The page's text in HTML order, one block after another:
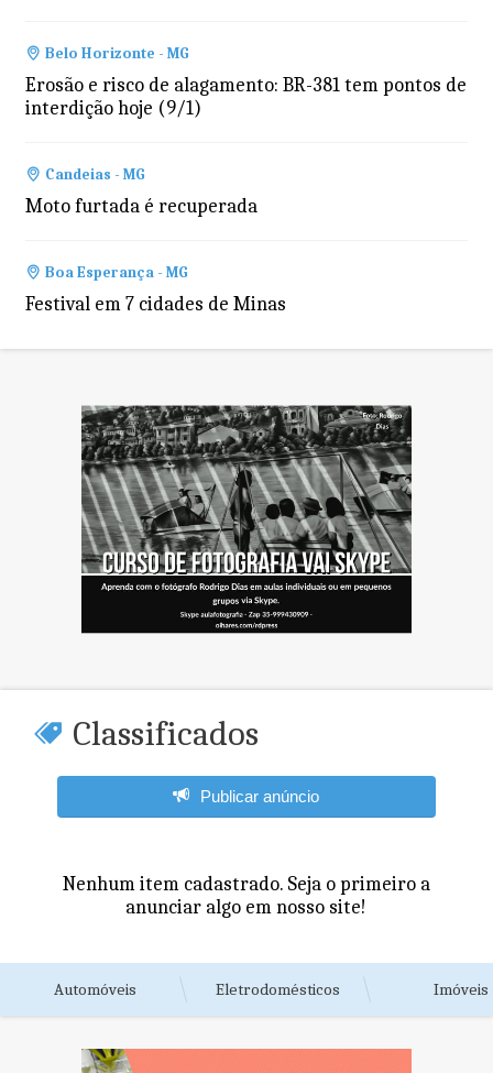
Belo Horizonte - MG
Erosão e risco de alagamento: BR-381 tem pontos de
interdição hoje (9/1)
Candeias - MG
Moto furtada é recuperada
Boa Esperança - MG
Festival em 7 cidades de Minas
Classificados
Publicar anúncio
Nenhum item cadastrado. Seja o primeiro a
anunciar algo em nosso site!
Automóveis Eletrodomésticos Imóveis